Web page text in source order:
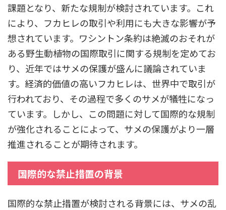
課題となり、新たな規制が検討されています。これ
により、フカヒレの取引や利用にも大きな影響が予
想されています。ワシントン条約は絶滅のおそれが
ある野生動植物の国際取引に関する規制を定めてお
り、近年ではサメの保護が盛んに議論されていま
す。経済的価値の高いフカヒレは、世界中で取引が
行われており、その過程で多くのサメが犠牲になっ
ています。しかし、この問題に対して国際的な規制
が強化されることによって、サメの保護がより一層
推進されることが期待されます。
国際的な禁止措置の背景
国際的な禁止措置が検討される背景には、サメの乱